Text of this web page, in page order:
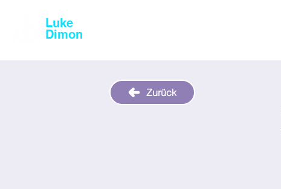
Luke
Dimon
Zurück